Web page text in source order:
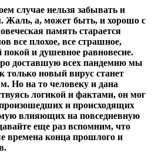
случае нельзя забывать и
Жаль, а, может быть, и хорошо с
память старается
все плохое, все страшное,
и душевное равновесие.
доставшую всех пандемию мы
только новый вирус станет
Но на то человеку и дана
логикой и фактами, он мог
и происходящих
влияющих на повседневную
еще раз вспомним, что
времена конца прошлого и